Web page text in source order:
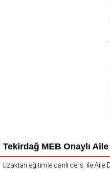
Tekirdağ MEB Onaylı Aile
Uzaktan eğitimle canlı ders ile Aile